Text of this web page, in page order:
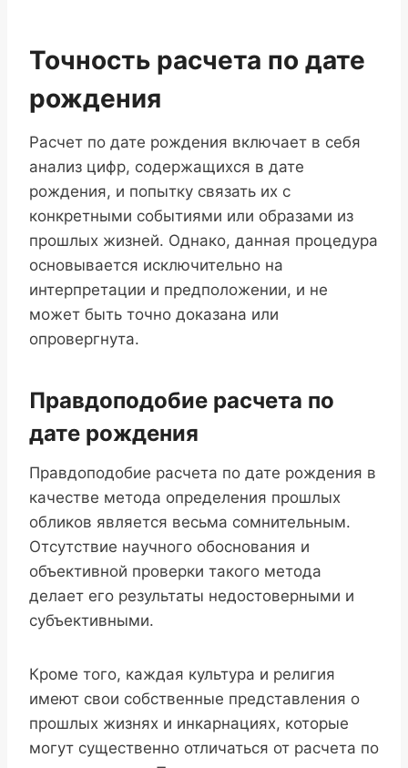
Точность расчета по дате
рождения
Расчет по дате рождения включает в себя
анализ цифр, содержащихся в дате
рождения, и попытку связать их с
конкретными событиями или образами из
прошлых жизней. Однако, данная процедура
основывается исключительно на
интерпретации и предположении, и не
может быть точно доказана или
опровергнута.
Правдоподобие расчета по
дате рождения
Правдоподобие расчета по дате рождения в
качестве метода определения прошлых
обликов является весьма сомнительным.
Отсутствие научного обоснования и
объективной проверки такого метода
делает его результаты недостоверными и
субъективными.
Кроме того, каждая культура и религия
имеют свои собственные представления о
прошлых жизнях и инкарнациях, которые
могут существенно отличаться от расчета по